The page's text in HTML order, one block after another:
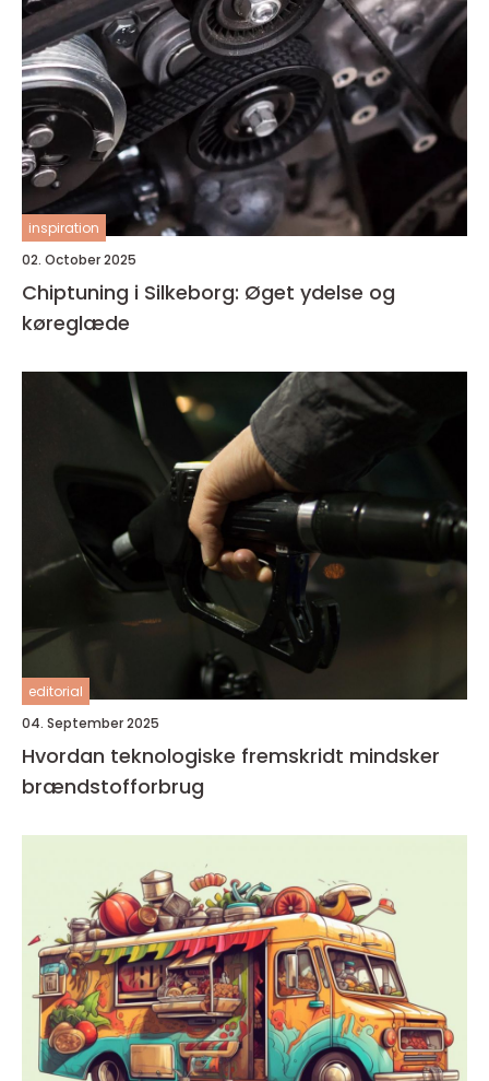
inspiration
02. October 2025
Chiptuning i Silkeborg: Øget ydelse og
køreglæde
editorial
04. September 2025
Hvordan teknologiske fremskridt mindsker
brændstofforbrug